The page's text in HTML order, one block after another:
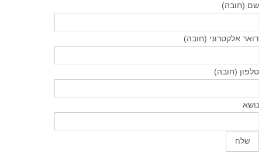
שם (חובה)
דואר אלקטרוני (חובה)
טלפון (חובה)
נושא